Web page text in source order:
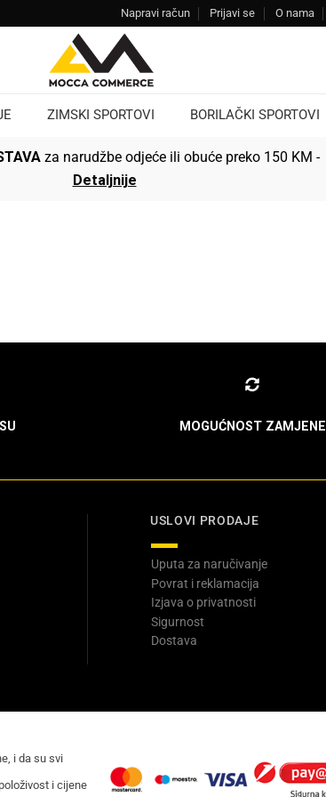
Napravi račun Prijavi se O nama
ZIMSKI SPORTOVI BORILAČKI SPORTOVI
za narudžbe odjeće ili obuće preko 150 KM -
Detaljnije
MOGUĆNOST ZAMJENE
USLOVI PRODAJE
Uputa za naručivanje
Povrat i reklamacija
Izjava o privatnosti
Sigurnost
Dostava
i da su svi
i cijene